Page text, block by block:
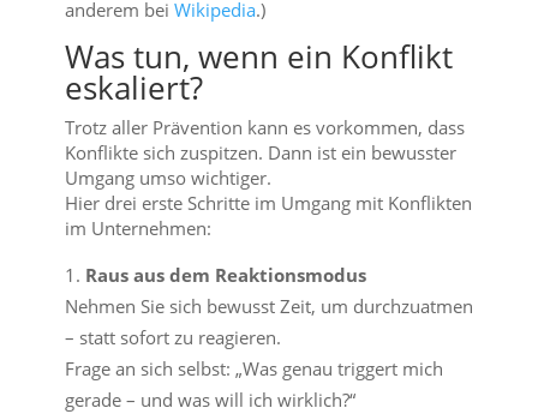
anderem bei Wikipedia.)
Was tun, wenn ein Konflikt
eskaliert?
Trotz aller Prävention kann es vorkommen, dass
Konflikte sich zuspitzen. Dann ist ein bewusster
Umgang umso wichtiger.
Hier drei erste Schritte im Umgang mit Konflikten
im Unternehmen:
Raus aus dem Reaktionsmodus
Nehmen Sie sich bewusst Zeit, um durchzuatmen
– statt sofort zu reagieren.
Frage an sich selbst: „Was genau triggert mich
gerade – und was will ich wirklich?“